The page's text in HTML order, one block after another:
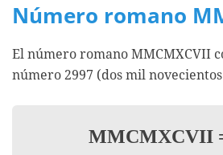
Número romano
El número romano MMCMXCVII
número 2997 (dos mil
MMCMXCVII